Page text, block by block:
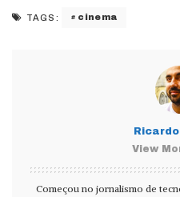
TAGS: cinema
View
Começou no jornalismo de